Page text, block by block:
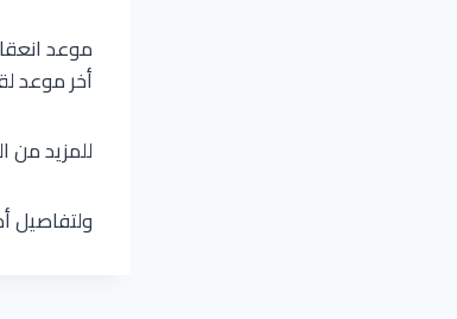
موعد انعقاد الندوة يوم 07
أخر موعد لقبول
للمزيد من
ولتفاصيل